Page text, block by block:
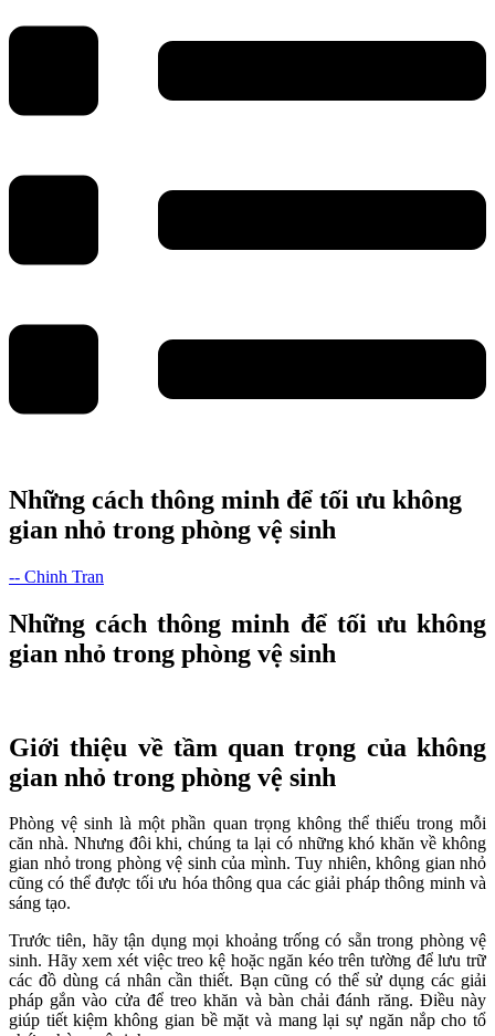
Những cách thông minh để tối ưu không
gian nhỏ trong phòng vệ sinh
-- Chinh Tran
Những cách thông minh để tối ưu không
gian nhỏ trong phòng vệ sinh
Giới thiệu về tầm quan trọng của không
gian nhỏ trong phòng vệ sinh
Phòng vệ sinh là một phần quan trọng không thể thiếu trong mỗi
căn nhà. Nhưng đôi khi, chúng ta lại có những khó khăn về không
gian nhỏ trong phòng vệ sinh của mình. Tuy nhiên, không gian nhỏ
cũng có thể được tối ưu hóa thông qua các giải pháp thông minh và
sáng tạo.
Trước tiên, hãy tận dụng mọi khoảng trống có sẵn trong phòng vệ
sinh. Hãy xem xét việc treo kệ hoặc ngăn kéo trên tường để lưu trữ
các đồ dùng cá nhân cần thiết. Bạn cũng có thể sử dụng các giải
pháp gắn vào cửa để treo khăn và bàn chải đánh răng. Điều này
giúp tiết kiệm không gian bề mặt và mang lại sự ngăn nắp cho tổ